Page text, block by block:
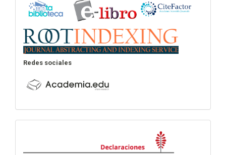
Redes sociales